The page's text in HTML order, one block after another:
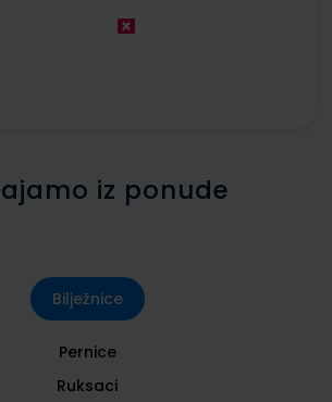
iz ponude
Bilježnice
Pernice
Ruksaci